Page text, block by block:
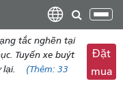
tắc nghẽn tại
Tuyến xe buýt
(Thêm: 33
Đặt
mua